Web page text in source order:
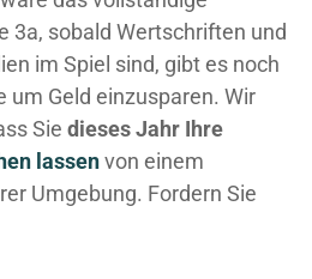
3a, sobald Wertschriften und
im Spiel sind, gibt es noch
um Geld einzusparen. Wir
Sie diesesJahr Ihre
lassenvon einem
Umgebung. Fordern Sie